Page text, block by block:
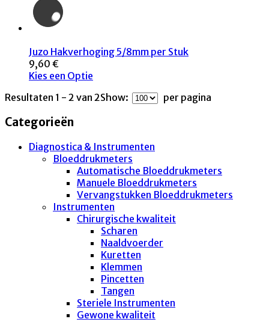
Juzo Hakverhoging 5/8mm per Stuk
9,60 €
Kies een Optie
Resultaten 1 - 2 van 2Show: per pagina
Categorieën
Diagnostica & Instrumenten
Bloeddrukmeters
Automatische Bloeddrukmeters
Manuele Bloeddrukmeters
Vervangstukken Bloeddrukmeters
Instrumenten
Chirurgische kwaliteit
Scharen
Naaldvoerder
Kuretten
Klemmen
Pincetten
Tangen
Steriele Instrumenten
Gewone kwaliteit